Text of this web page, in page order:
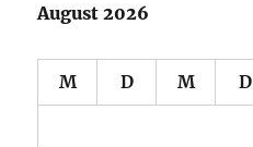
August 2026
M D M D